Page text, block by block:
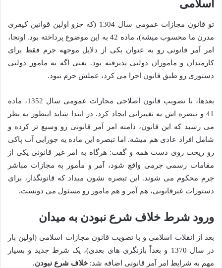
اسلامی
تو قانون مجازات عمومی سال 1304 (که جزو اولین قوانین کیفری
مدرن ما محسوب میشه)، ماده 42 به این موضوع پرداخته بود. اونجا،
امر آمر قانونی رو به عنوان یکی از دلایل موجهه جرم فقط برای
کارمندان و ماموران دولتی پذیرفته بود. یعنی اگه یه مامور دولتی
دستوری رو طبق قانون اجرا می کرد، عملش جرم نبود.
بعدها، با تصویب قانون اصلاحی مجازات عمومی سال 1352، ماده
41 و تبصره اش یه تغییراتی ایجاد کرد. در ابتدا شاید اینطور به نظر
می رسید که این قانون، دامنه امر آمر قانونی رو وسیع تر کرده و
شامل افراد عادی هم میشه. اما تبصره این ماده یه جورایی آب پاکی
رو ریخت روی دست همه و گفت: هرگاه به امر غیر قانونی یکی از
مقامات رسمی جرمی واقع شود، آمر و مأمور به مجازات مباشر
جرم محکوم می شوند. این تبصره نشون میداد که قانونگذار، برای
دستورات غیرقانونی، هم آمر و هم مامور رو مسئول می دونست.
ورود شرط خلاف شرع نبودن به میدان
بعد از انقلاب اسلامی و با تصویب قانون مجازات اسلامی (اولین بار
در سال 1370 و بعداً بازنگری های بعدی)، یک شرط جدید و بسیار
مهم به شرایط امر آمر قانونی اضافه شد: خلاف شرع نبودن.